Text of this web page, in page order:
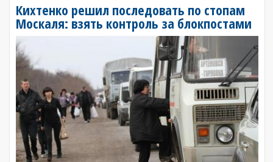
Кихтенко решил последовать по стопам
Москаля: взять контроль за блокпостами